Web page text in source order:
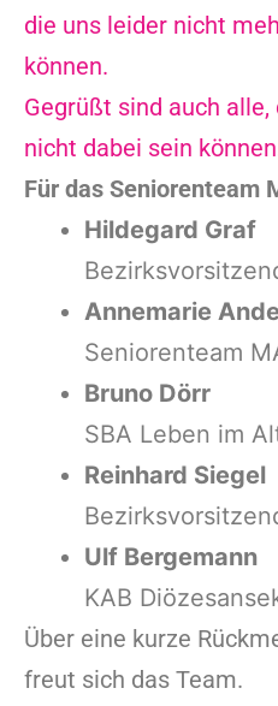
die uns leider nicht
können.
Gegrüßt sind auch
nicht dabei sein
Für das Seniorenteam
Hildegard Graf
Annemarie
Seniorenteam
Bruno Dörr
SBA Leben im
Reinhard Siegel
Ulf Bergemann
KAB
Über eine kurze
freut sich das Team.